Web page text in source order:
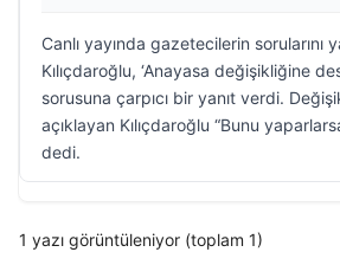
Canlı yayında gazetecilerin sorularını
Kılıçdaroğlu, ‘Anayasa değişikliğine
sorusuna çarpıcı bir yanıt verdi.
açıklayan Kılıçdaroğlu “Bunu
dedi.
1 yazı görüntüleniyor (toplam 1)